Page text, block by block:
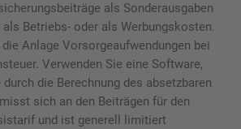
als Sonderausgaben
Betriebs- oder als Werbungskosten.
Anlage Vorsorgeaufwendungen bei
Verwenden Sie eine Software,
die Berechnung des absetzbaren
sich an den Beiträgen für den
und ist generell limitiert